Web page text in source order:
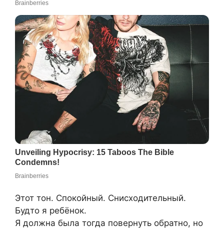
Этот тон. Спокойный. Снисходительный.
Будто я ребёнок.
Я должна была тогда повернуть обратно, но